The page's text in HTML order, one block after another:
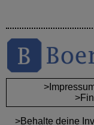
>Behalte deine